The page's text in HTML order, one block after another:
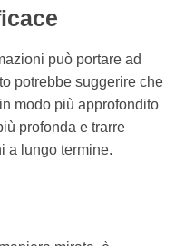
può portare ad
potrebbe suggerire che
modo più approfondito
profonda e trarre
a lungo termine.